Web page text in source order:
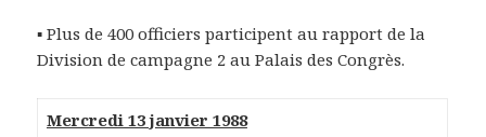
▪ Plus de 400 officiers participent au rapport de la
Division de campagne 2 au Palais des Congrès.
Mercredi 13 janvier 1988